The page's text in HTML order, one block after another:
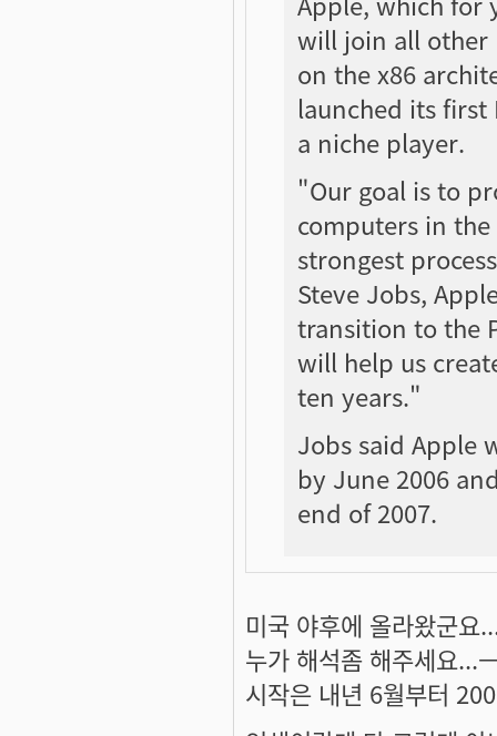
will join all other
on the x86
launched its
a niche player.
"Our goal is to
computers in
strongest
Steve Jobs,
transition to the
will help us
ten years."
Jobs said Apple
by June 2006
end of 2007.
미국 야후에 올라왔군요
누가 해석좀 해주세요...
시작은 내년 6월부터